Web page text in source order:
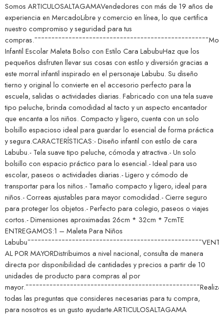
Somos ARTICULOSALTAGAMAVendedores con más de 19 años de
experiencia en MercadoLibre y comercio en línea, lo que certifica
nuestro compromiso y seguridad para tus
Infantil Escolar Maleta Bolso con Estilo Cara LabubuHaz que los
pequeños disfruten llevar sus cosas con estilo y diversión gracias a
este morral infantil inspirado en el personaje Labubu. Su diseño
tierno y original lo convierte en el accesorio perfecto para la
escuela, salidas o actividades diarias. Fabricado con una tela suave
tipo peluche, brinda comodidad al tacto y un aspecto encantador
que encanta a los niños. Compacto y ligero, cuenta con un solo
bolsillo espacioso ideal para guardar lo esencial de forma práctica
y segura.CARACTERÍSTICAS:- Diseño infantil con estilo de cara
Labubu.- Tela suave tipo peluche, cómoda y atractiva.- Un solo
bolsillo con espacio práctico para lo esencial.- Ideal para uso
escolar, paseos o actividades diarias.- Ligero y cómodo de
transportar para los niños.- Tamaño compacto y ligero, ideal para
niños.- Correas ajustables para mayor comodidad.- Cierre seguro
para proteger los objetos.- Perfecto para colegio, paseos o viajes
cortos.- Dimensiones aproximadas 26cm * 32cm * 7cmTE
ENTREGAMOS:1 – Maleta Para Niños
AL POR MAYORDistribuimos a nivel nacional, consulta de manera
directa por disponibilidad de cantidades y precios a partir de 10
unidades de producto para compras al por
todas las preguntas que consideres necesarias para tu compra,
para nosotros es un gusto ayudarte.ARTICULOSALTAGAMA